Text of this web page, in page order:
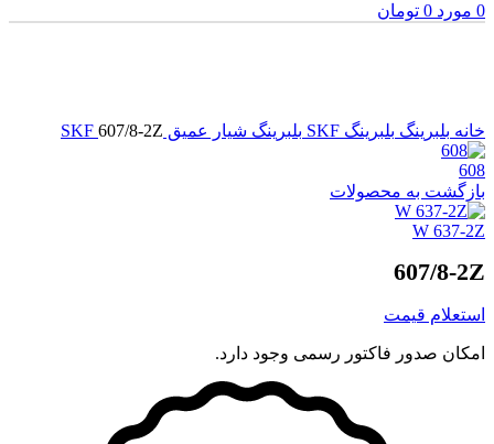
0 مورد 0 تومان
خانه بلبرینگ بلبرینگ SKF بلبرینگ شیار عمیق SKF 607/8-2Z
608
بازگشت به محصولات
W 637-2Z
607/8-2Z
استعلام قیمت
امکان صدور فاکتور رسمی وجود دارد.